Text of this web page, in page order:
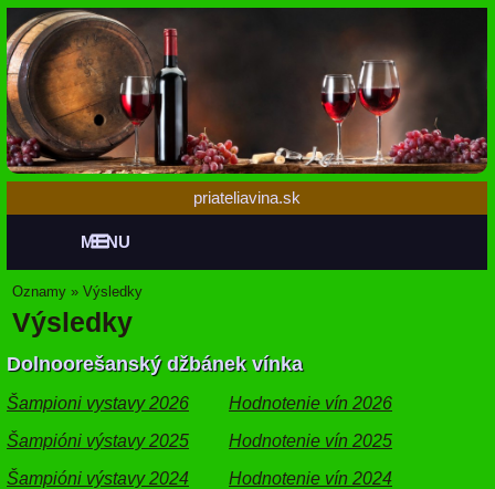
priateliavina.sk
MENU
Oznamy » Výsledky
Výsledky
Dolnoorešanský džbánek vínka
Šampioni vystavy 2026
Hodnotenie vín 2026
Šampióni výstavy 2025
Hodnotenie vín 2025
Šampióni výstavy 2024
Hodnotenie vín 2024